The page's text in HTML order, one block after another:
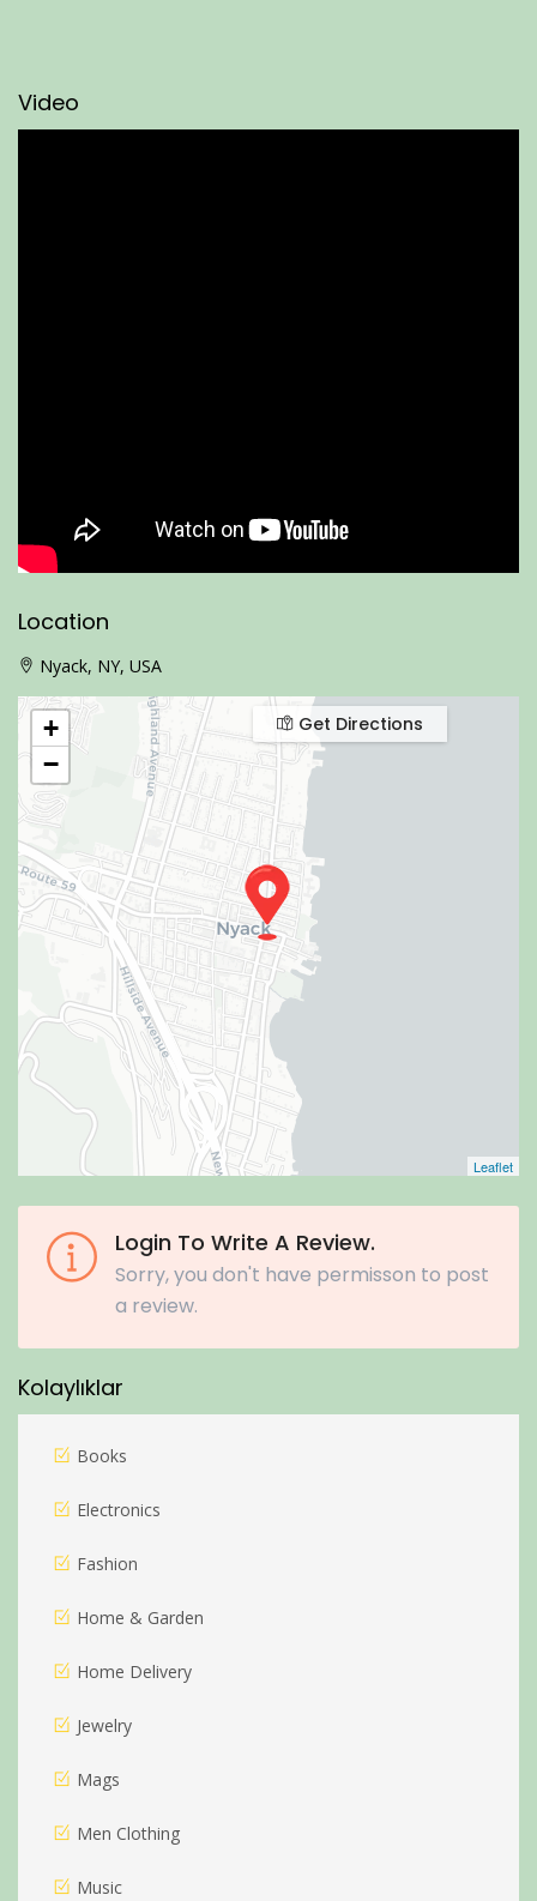
Video
Location
Nyack, NY, USA
+
−
Leaflet
Get Directions
Login To Write A Review.
Sorry, you don't have permisson to post
a review.
Kolaylıklar
Books
Electronics
Fashion
Home & Garden
Home Delivery
Jewelry
Mags
Men Clothing
Music